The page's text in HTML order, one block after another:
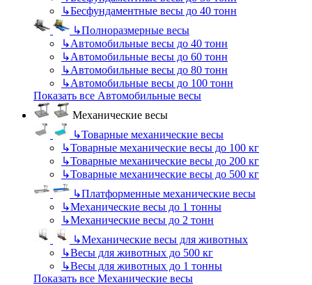
↳Бесфундаментные весы до 40 тонн
↳Полноразмерные весы
↳Автомобильные весы до 40 тонн
↳Автомобильные весы до 60 тонн
↳Автомобильные весы до 80 тонн
↳Автомобильные весы до 100 тонн
Показать все Автомобильные весы
Механические весы
↳Товарные механические весы
↳Товарные механические весы до 100 кг
↳Товарные механические весы до 200 кг
↳Товарные механические весы до 500 кг
↳Платформенные механические весы
↳Механические весы до 1 тонны
↳Механические весы до 2 тонн
↳Механические весы для животных
↳Весы для животных до 500 кг
↳Весы для животных до 1 тонны
Показать все Механические весы